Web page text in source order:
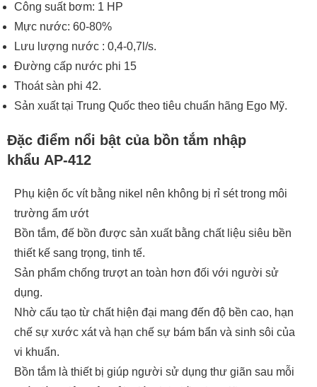
Công suất bơm: 1 HP
Mực nước: 60-80%
Lưu lượng nước : 0,4-0,7l/s.
Đường cấp nước phi 15
Thoát sàn phi 42.
Sản xuất tại Trung Quốc theo tiêu chuẩn hãng Ego Mỹ.
Đặc điểm nổi bật của bồn tắm nhập
khẩu AP-412
Phụ kiện ốc vít bằng nikel nên không bị rỉ sét trong môi
trường ẩm ướt
Bồn tắm, đế bồn được sản xuất bằng chất liệu siêu bền
thiết kế sang trọng, tinh tế.
Sản phẩm chống trượt an toàn hơn đối với người sử
dụng.
Nhờ cấu tạo từ chất hiện đại mang đến độ bền cao, hạn
chế sự xước xát và hạn chế sự bám bẩn và sinh sôi của
vi khuẩn.
Bồn tắm là thiết bị giúp người sử dụng thư giãn sau mỗi